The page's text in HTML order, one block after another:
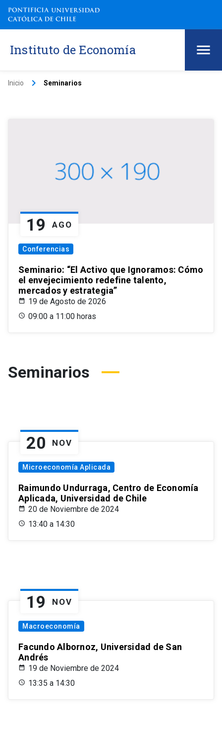
Instituto de Economía
Inicio keyboard_arrow_right Seminarios
19 AGO
Conferencias
Seminario: “El Activo que Ignoramos: Cómo
el envejecimiento redefine talento,
mercados y estrategia”
19 de Agosto de 2026
09:00 a 11:00 horas
Seminarios
20 NOV
Microeconomía Aplicada
Raimundo Undurraga, Centro de Economía
Aplicada, Universidad de Chile
20 de Noviembre de 2024
13:40 a 14:30
19 NOV
Macroeconomía
Facundo Albornoz, Universidad de San
Andrés
19 de Noviembre de 2024
13:35 a 14:30